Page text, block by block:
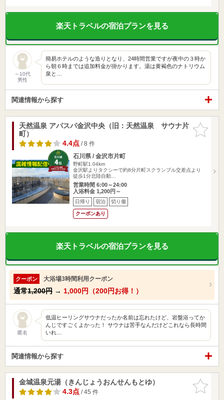
楽天トラベルの宿泊プランを見る
～10代
男性
簡易ホテルのような造りとなり、24時間営業ですが夜中の３時か
ら朝６時までは追加料金が掛かります。湯は黄褐色のナトリウム
泉と…
関連情報から探す
お気に入
りに追加
天然温泉 アパスパ金沢中央（旧：天然温泉 サウナ片
町）
4.4点/ 8 件
石川県 / 金沢市片町
野町駅1.04km
金沢駅よりタクシーで約8分片町スクランブル交差点より
徒歩1分北陸自動…
営業時間 6:00～24:00
入浴料金 1,200円～
日帰り 宿泊 切り傷
クーポンあり
楽天トラベルの宿泊プランを見る
クーポン 大浴場3時間利用クーポン
通常1,200円 → 1,000円（200円お得！）
匿名
低温ヒーリングサウナだったか名前は忘れたけど、岩盤浴ってか
んじですごくよかった！ サウナは苦手なんだけどこれなら長時間
いれ…
関連情報から探す
お気に入
りに追加
金城温泉元湯（きんじょうおんせんもとゆ）
4.3点/ 45 件